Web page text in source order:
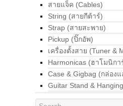
สายแจ็ค (Cables)
String (สายกีต้าร์)
Strap (สายสะพาย)
Pickup (ปิ๊กอัพ)
เครื่องตั้งสาย (Tuner &
Harmonicas (ฮาโมนิกา
Case & Gigbag (กล่อง
Guitar Stand &